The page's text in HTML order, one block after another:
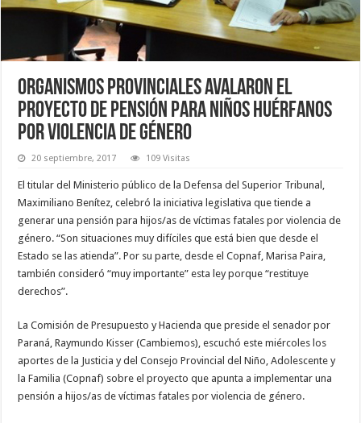
Organismos provinciales avalaron el
proyecto de pensión para niños huérfanos
por violencia de género
20 septiembre, 2017 109 Visitas
El titular del Ministerio público de la Defensa del Superior Tribunal,
Maximiliano Benítez, celebró la iniciativa legislativa que tiende a
generar una pensión para hijos/as de víctimas fatales por violencia de
género. “Son situaciones muy difíciles que está bien que desde el
Estado se las atienda”. Por su parte, desde el Copnaf, Marisa Paira,
también consideró “muy importante” esta ley porque “restituye
derechos”.
La Comisión de Presupuesto y Hacienda que preside el senador por
Paraná, Raymundo Kisser (Cambiemos), escuchó este miércoles los
aportes de la Justicia y del Consejo Provincial del Niño, Adolescente y
la Familia (Copnaf) sobre el proyecto que apunta a implementar una
pensión a hijos/as de víctimas fatales por violencia de género.